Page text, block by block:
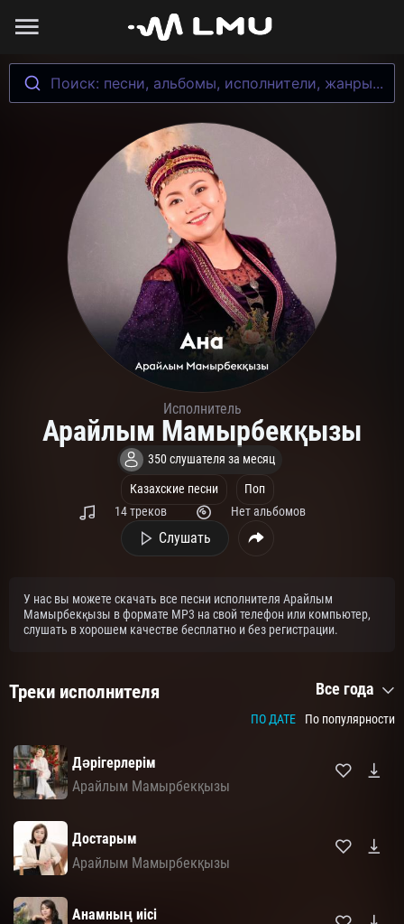
Поиск: песни, альбомы, исполнители, жанры...
Исполнитель
Арайлым Мамырбекқызы
350 слушателя за месяц
Казахские песни
Поп
14 треков
Нет альбомов
Слушать
У нас вы можете скачать все песни исполнителя Арайлым
Мамырбекқызы в формате MP3 на свой телефон или компьютер,
слушать в хорошем качестве бесплатно и без регистрации.
Треки исполнителя Все года
ПО ДАТЕ По популярности
Дәрігерлерім
Арайлым Мамырбекқызы
Достарым
Арайлым Мамырбекқызы
Анамның иісі